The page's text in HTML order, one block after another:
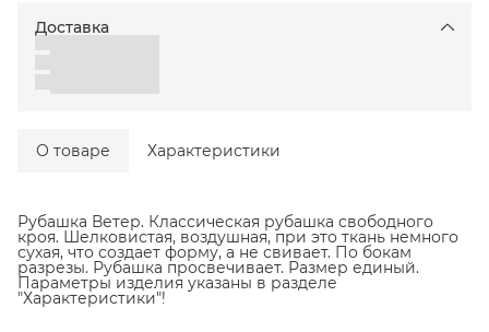
Доставка
О товаре Характеристики
Рубашка Ветер. Классическая рубашка свободного
кроя. Шелковистая, воздушная, при это ткань немного
сухая, что создает форму, а не свивает. По бокам
разрезы. Рубашка просвечивает. Размер единый.
Параметры изделия указаны в разделе
"Характеристики"!